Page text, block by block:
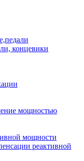
концевики
мощностью
мощности
реактивной